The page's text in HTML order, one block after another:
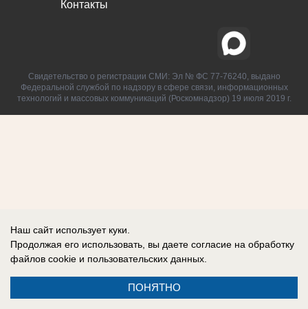
Контакты
Свидетельство о регистрации СМИ: Эл № ФС 77-76240, выдано
Федеральной службой по надзору в сфере связи, информационных
технологий и массовых коммуникаций (Роскомнадзор) 19 июля 2019 г.
Наш сайт использует куки.
Продолжая его использовать, вы даете согласие на обработку
файлов cookie и пользовательских данных.
ПОНЯТНО